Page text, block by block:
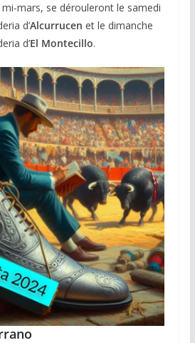
mi-mars, se dérouleront le samedi
d’Alcurrucen et le dimanche
d’El Montecillo.